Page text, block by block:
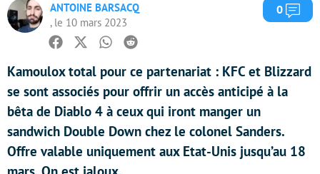
ANTOINE BARSACQ
, le 10 mars 2023
0
Facebook
TwitterWhatsapp
Reddit
Kamoulox total pour ce partenariat : KFC et Blizzard
se sont associés pour offrir un accès anticipé à la
bêta de Diablo 4 à ceux qui iront manger un
sandwich Double Down chez le colonel Sanders.
Offre valable uniquement aux Etat-Unis jusqu’au 18